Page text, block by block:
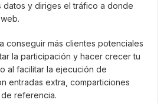
y diriges el tráfico a donde
conseguir más clientes potenciales
la participación y hacer crecer tu
al facilitar la ejecución de
entradas extra, comparticiones
referencia.